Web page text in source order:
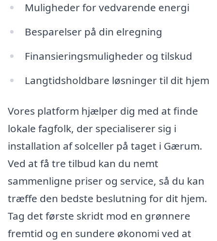
Muligheder for vedvarende energi
Besparelser på din elregning
Finansieringsmuligheder og tilskud
Langtidsholdbare løsninger til dit hjem
Vores platform hjælper dig med at finde
lokale fagfolk, der specialiserer sig i
installation af solceller på taget i Gærum.
Ved at få tre tilbud kan du nemt
sammenligne priser og service, så du kan
træffe den bedste beslutning for dit hjem.
Tag det første skridt mod en grønnere
fremtid og en sundere økonomi ved at